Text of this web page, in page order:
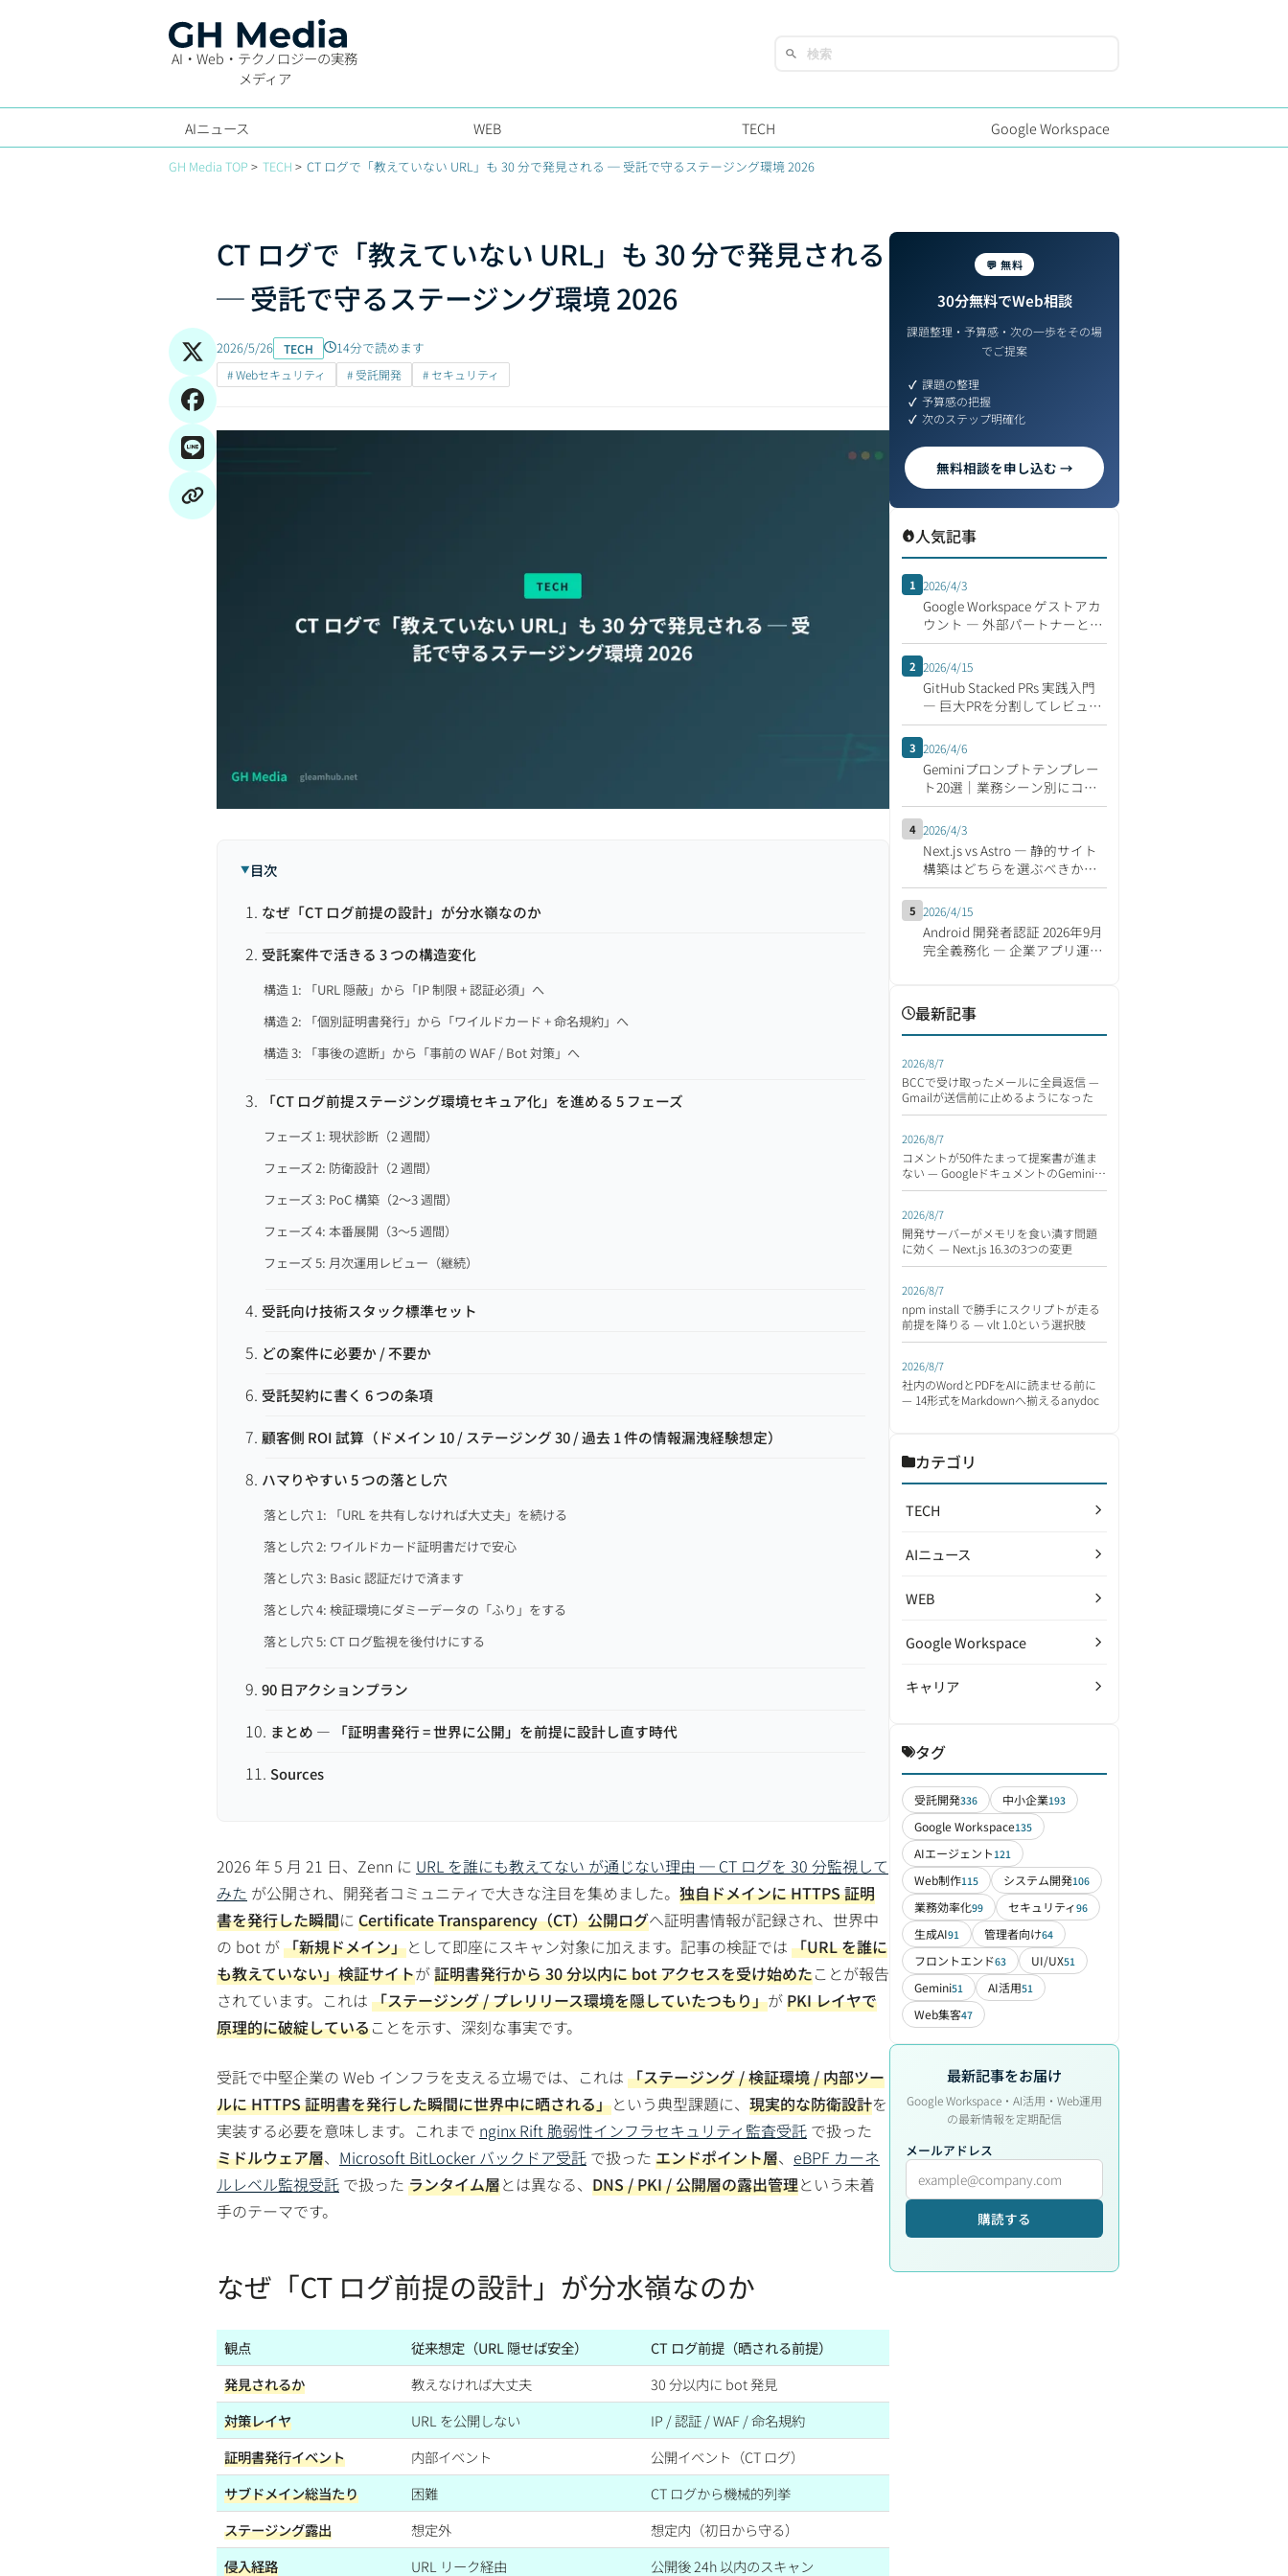
AI・Web・テクノロジーの実務
メディア
AIニュース WEB TECH Google Workspace
GH Media TOP TECH CT ログで「教えていない URL」も 30 分で発見される ─ 受託で守るステージング環境 2026
CT ログで「教えていない URL」も 30 分で発見される
─ 受託で守るステージング環境 2026
2026/5/26 TECH 14分で読めます
# Webセキュリティ # 受託開発 # セキュリティ
目次
なぜ「CT ログ前提の設計」が分水嶺なのか
受託案件で活きる 3 つの構造変化
構造 1: 「URL 隠蔽」から「IP 制限 + 認証必須」へ
構造 2: 「個別証明書発行」から「ワイルドカード + 命名規約」へ
構造 3: 「事後の遮断」から「事前の WAF / Bot 対策」へ
「CT ログ前提ステージング環境セキュア化」を進める 5 フェーズ
フェーズ 1: 現状診断（2 週間）
フェーズ 2: 防衛設計（2 週間）
フェーズ 3: PoC 構築（2〜3 週間）
フェーズ 4: 本番展開（3〜5 週間）
フェーズ 5: 月次運用レビュー（継続）
受託向け技術スタック標準セット
どの案件に必要か / 不要か
受託契約に書く 6 つの条項
顧客側 ROI 試算（ドメイン 10 / ステージング 30 / 過去 1 件の情報漏洩経験想定）
ハマりやすい 5 つの落とし穴
落とし穴 1: 「URL を共有しなければ大丈夫」を続ける
落とし穴 2: ワイルドカード証明書だけで安心
落とし穴 3: Basic 認証だけで済ます
落とし穴 4: 検証環境にダミーデータの「ふり」をする
落とし穴 5: CT ログ監視を後付けにする
90 日アクションプラン
まとめ — 「証明書発行 = 世界に公開」を前提に設計し直す時代
Sources
2026 年 5 月 21 日、Zenn に URL を誰にも教えてない が通じない理由 ─ CT ログを 30 分監視して
みた が公開され、開発者コミュニティで大きな注目を集めました。 独自ドメインに HTTPS 証明
書を発行した瞬間に Certificate Transparency（CT）公開ログへ証明書情報が記録され、世界中
の bot が「新規ドメイン」として即座にスキャン対象に加えます。記事の検証では 「URL を誰に
も教えていない」検証サイトが証明書発行から 30 分以内に bot アクセスを受け始めたことが報告
されています。これは 「ステージング / プレリリース環境を隠していたつもり」がPKI レイヤで
原理的に破綻していることを示す、深刻な事実です。
受託で中堅企業の Web インフラを支える立場では、これは 「ステージング / 検証環境 / 内部ツー
ルに HTTPS 証明書を発行した瞬間に世界中に晒される」という典型課題に、 現実的な防衛設計を
実装する必要を意味します。これまで nginx Rift 脆弱性インフラセキュリティ監査受託 で扱った
ミドルウェア層、 Microsoft BitLocker バックドア受託 で扱った エンドポイント層、 eBPF カーネ
ルレベル監視受託 で扱った ランタイム層とは異なる、 DNS / PKI / 公開層の露出管理という未着
手のテーマです。
なぜ「CT ログ前提の設計」が分水嶺なのか
観点 従来想定（URL 隠せば安全）
CT ログ前提（晒される前提）
発見されるか
教えなければ大丈夫
30 分以内に bot 発見
対策レイヤ
URL を公開しない
IP / 認証 / WAF / 命名規約
証明書発行イベント
内部イベント
公開イベント（CT ログ）
サブドメイン総当たり
困難
CT ログから機械的列挙
ステージング露出
想定外
想定内（初日から守る）
侵入経路
URL リーク経由 公開後 24h 以内のスキャン
💬 無料
30分無料でWeb相談
課題整理・予算感・次の一歩をその場
でご提案
課題の整理
予算感の把握
次のステップ明確化
無料相談を申し込む →
人気記事
1 2026/4/3
Google Workspace ゲストアカ
ウント ― 外部パートナーとの
安全な共同作業
2 2026/4/15
GitHub Stacked PRs 実践入門
― 巨大PRを分割してレビュー
速度を倍にする開発フロー
3 2026/4/6
Geminiプロンプトテンプレー
ト20選｜業務シーン別にコピ
ペで使える集
4 2026/4/3
Next.js vs Astro ― 静的サイト
構築はどちらを選ぶべきか
【2026年版】
5 2026/4/15
Android 開発者認証 2026年9月
完全義務化 ― 企業アプリ運営
最新記事
2026/8/7
BCCで受け取ったメールに全員返信 —
Gmailが送信前に止めるようになった
2026/8/7
コメントが50件たまって提案書が進ま
ない — GoogleドキュメントのGeminiが
読んで返す
2026/8/7
開発サーバーがメモリを食い潰す問題
に効く — Next.js 16.3の3つの変更
2026/8/7
npm install で勝手にスクリプトが走る
前提を降りる — vlt 1.0という選択肢
2026/8/7
社内のWordとPDFをAIに読ませる前に
— 14形式をMarkdownへ揃えるanydoc
カテゴリ
TECH
AIニュース
WEB
Google Workspace
キャリア
タグ
受託開発336 中小企業193
Google Workspace135
AIエージェント 121
Web制作115 システム開発106
業務効率化99 セキュリティ96
生成AI91 管理者向け64
フロントエンド63 UI/UX51
Gemini51 AI活用51
Web集客47
最新記事をお届け
Google Workspace・AI活用・Web運用
の最新情報を定期配信
メールアドレス
購読する